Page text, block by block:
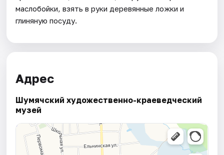
маслобойки, взять в руки деревянные ложки и
глиняную посуду.
Адрес
Шумячский художественно-краеведческий
музей